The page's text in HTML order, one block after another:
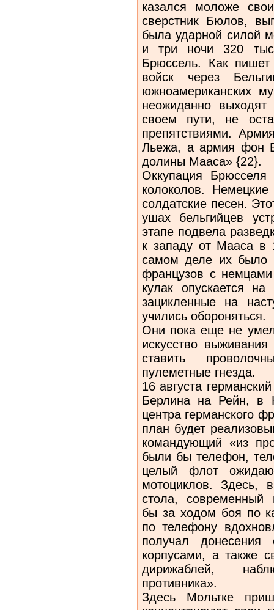
казался моложе
сверстник Бюлов,
была ударной силой
и три ночи 320
Брюссель. Как
войск через
южноамериканских
неожиданно
своем пути, не
препятствиями.
Льежа, а армия фон
долины Мааса» {22}.
Оккупация
колоколов.
солдатские песен.
ушах бельгийцев
этапе подвела
к западу от Мааса в
самом деле их было
французов с
кулак опускается
зацикленные на
учились обороняться.
Они пока еще не
искусство
ставить
пулеметные гнезда.
16 августа
Берлина на Рейн, в
центра германского
план будет
командующий «из
были бы телефон,
целый флот
мотоциклов. Здесь,
стола, современный
бы за ходом боя по
по телефону
получал
корпусами, а также
дирижаблей,
противника».
Здесь Мольтке